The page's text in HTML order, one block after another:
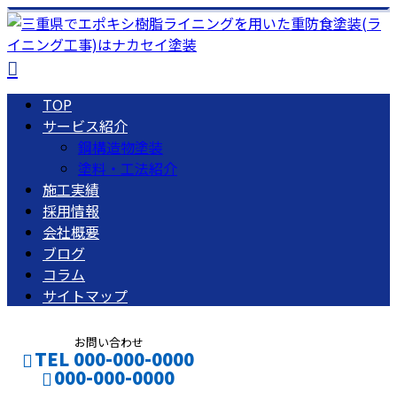
TOP
サービス紹介
鋼構造物塗装
塗料・工法紹介
施工実績
採用情報
会社概要
ブログ
コラム
サイトマップ
お問い合わせ
TEL 000-000-0000
000-000-0000